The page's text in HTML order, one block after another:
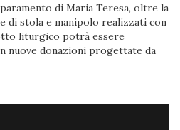
di Maria Teresa, oltre la
di stola e manipolo realizzati con
liturgico potrà essere
nuove donazioni progettate da